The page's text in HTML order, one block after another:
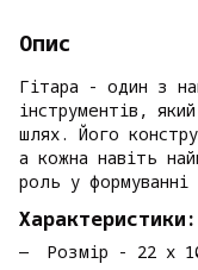
Опис
Гітара - один з
інструментів,
шлях. Його
а кожна навіть
роль у формуванні
Характеристики:
Розмір - 22 х